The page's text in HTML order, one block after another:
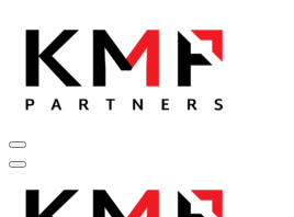
content
Fintech สำหรับวงการรับเหมาก่อสร้า
กับเรา เพราะโอกาสรอไม่ได้